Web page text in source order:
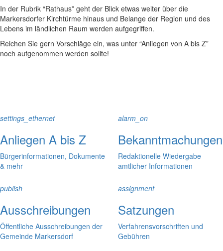
In der Rubrik “Rathaus” geht der Blick etwas weiter über die
Markersdorfer Kirchtürme hinaus und Belange der Region und des
Lebens im ländlichen Raum werden aufgegriffen.
Reichen Sie gern Vorschläge ein, was unter “Anliegen von A bis Z”
noch aufgenommen werden sollte!
settings_ethernet
Anliegen A bis Z
Bürgerinformationen, Dokumente
& mehr
alarm_on
Bekanntmachungen
Redaktionelle Wiedergabe
amtlicher Informationen
publish
Ausschreibungen
Öffentliche Ausschreibungen der
Gemeinde Markersdorf
assignment
Satzungen
Verfahrensvorschriften und
Gebühren